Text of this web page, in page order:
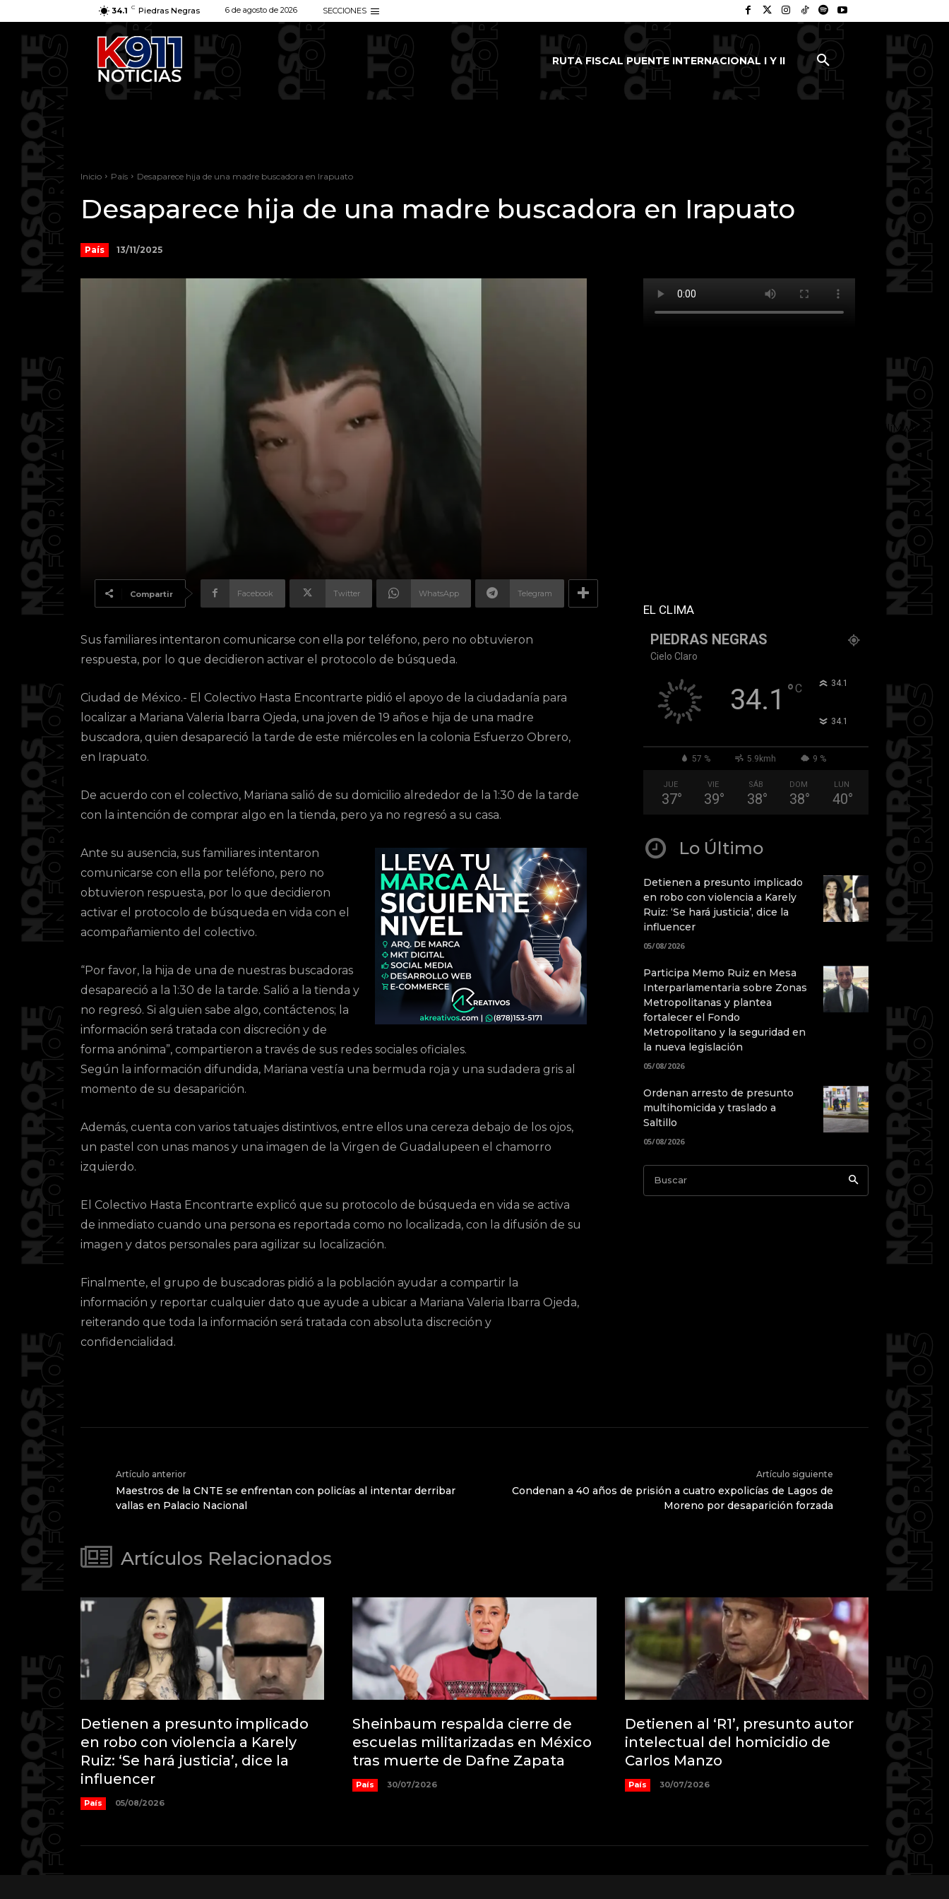
34.1 C Piedras Negras 6 de agosto de 2026 SECCIONES
RUTA FISCAL PUENTE INTERNACIONAL I Y II
Inicio País Desaparece hija de una madre buscadora en Irapuato
Desaparece hija de una madre buscadora en Irapuato
País 13/11/2025
Compartir Facebook Twitter WhatsApp Telegram
Sus familiares intentaron comunicarse con ella por teléfono, pero no obtuvieron
respuesta, por lo que decidieron activar el protocolo de búsqueda.
Ciudad de México.- El Colectivo Hasta Encontrarte pidió el apoyo de la ciudadanía para
localizar a Mariana Valeria Ibarra Ojeda, una joven de 19 años e hija de una madre
buscadora, quien desapareció la tarde de este miércoles en la colonia Esfuerzo Obrero,
en Irapuato.
De acuerdo con el colectivo, Mariana salió de su domicilio alrededor de la 1:30 de la tarde
con la intención de comprar algo en la tienda, pero ya no regresó a su casa.
Ante su ausencia, sus familiares intentaron
comunicarse con ella por teléfono, pero no
obtuvieron respuesta, por lo que decidieron
activar el protocolo de búsqueda en vida con el
acompañamiento del colectivo.
“Por favor, la hija de una de nuestras buscadoras
desapareció a la 1:30 de la tarde. Salió a la tienda y
no regresó. Si alguien sabe algo, contáctenos; la
información será tratada con discreción y de
forma anónima”, compartieron a través de sus redes sociales oficiales.
Según la información difundida, Mariana vestía una bermuda roja y una sudadera gris al
momento de su desaparición.
Además, cuenta con varios tatuajes distintivos, entre ellos una cereza debajo de los ojos,
un pastel con unas manos y una imagen de la Virgen de Guadalupeen el chamorro
izquierdo.
El Colectivo Hasta Encontrarte explicó que su protocolo de búsqueda en vida se activa
de inmediato cuando una persona es reportada como no localizada, con la difusión de su
imagen y datos personales para agilizar su localización.
Finalmente, el grupo de buscadoras pidió a la población ayudar a compartir la
información y reportar cualquier dato que ayude a ubicar a Mariana Valeria Ibarra Ojeda,
reiterando que toda la información será tratada con absoluta discreción y
confidencialidad.
EL CLIMA
PIEDRAS NEGRAS
Cielo Claro
34.1 °C 34.1
34.1
57 % 5.9kmh 9 %
JUE
37°
VIE
39°
SÁB
38°
DOM
38°
LUN
40°
Lo Último
Detienen a presunto implicado
en robo con violencia a Karely
Ruiz: ‘Se hará justicia’, dice la
influencer
05/08/2026
Participa Memo Ruiz en Mesa
Interparlamentaria sobre Zonas
Metropolitanas y plantea
fortalecer el Fondo
Metropolitano y la seguridad en
la nueva legislación
05/08/2026
Ordenan arresto de presunto
multihomicida y traslado a
Saltillo
05/08/2026
Buscar
Artículo anterior
Maestros de la CNTE se enfrentan con policías al intentar derribar
vallas en Palacio Nacional
Artículo siguiente
Condenan a 40 años de prisión a cuatro expolicías de Lagos de
Moreno por desaparición forzada
Artículos Relacionados
Detienen a presunto implicado
en robo con violencia a Karely
Ruiz: ‘Se hará justicia’, dice la
influencer
País 05/08/2026
Sheinbaum respalda cierre de
escuelas militarizadas en México
tras muerte de Dafne Zapata
País 30/07/2026
Detienen al ‘R1’, presunto autor
intelectual del homicidio de
Carlos Manzo
País 30/07/2026